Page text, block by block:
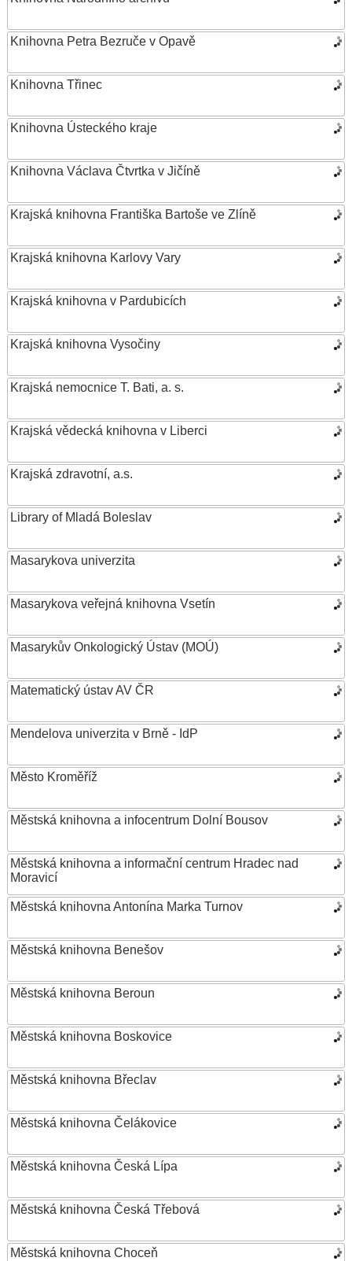
Knihovna Petra Bezruče v Opavě
Knihovna Třinec
Knihovna Ústeckého kraje
Knihovna Václava Čtvrtka v Jičíně
Krajská knihovna Františka Bartoše ve Zlíně
Krajská knihovna Karlovy Vary
Krajská knihovna v Pardubicích
Krajská knihovna Vysočiny
Krajská nemocnice T. Bati, a. s.
Krajská vědecká knihovna v Liberci
Krajská zdravotní, a.s.
Library of Mladá Boleslav
Masarykova univerzita
Masarykova veřejná knihovna Vsetín
Masarykův Onkologický Ústav (MOÚ)
Matematický ústav AV ČR
Mendelova univerzita v Brně - IdP
Město Kroměříž
Městská knihovna a infocentrum Dolní Bousov
Městská knihovna a informační centrum Hradec nad
Moravicí
Městská knihovna Antonína Marka Turnov
Městská knihovna Benešov
Městská knihovna Beroun
Městská knihovna Boskovice
Městská knihovna Břeclav
Městská knihovna Čelákovice
Městská knihovna Česká Lípa
Městská knihovna Česká Třebová
Městská knihovna Choceň